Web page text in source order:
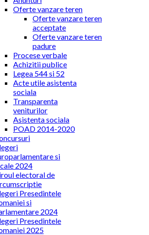
Oferte vanzare teren
Oferte vanzare teren
acceptate
Oferte vanzare teren
padure
Procese verbale
Achizitii publice
Legea 544 si 52
Acte utile asistenta
sociala
Transparenta
veniturilor
Asistenta sociala
POAD 2014-2020
si
2024
electoral de
Presedintele
si
2024
Presedintele
2025